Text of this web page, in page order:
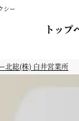
シー
トップ
北総(株) 白井営業所